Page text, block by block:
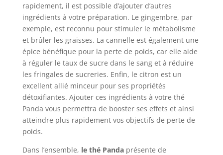
rapidement, il est possible d’ajouter d’autres
ingrédients à votre préparation. Le gingembre, par
exemple, est reconnu pour stimuler le métabolisme
et brûler les graisses. La cannelle est également une
épice bénéfique pour la perte de poids, car elle aide
à réguler le taux de sucre dans le sang et à réduire
les fringales de sucreries. Enfin, le citron est un
excellent allié minceur pour ses propriétés
détoxifiantes. Ajouter ces ingrédients à votre thé
Panda vous permettra de booster ses effets et ainsi
atteindre plus rapidement vos objectifs de perte de
poids.
Dans l’ensemble, le thé Pandaprésente de